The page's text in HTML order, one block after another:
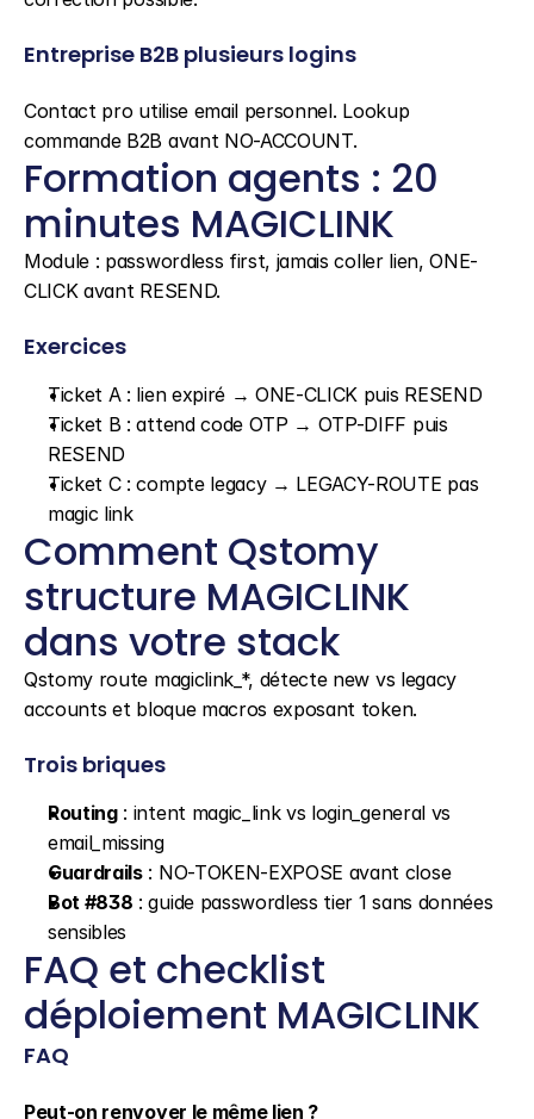
Entreprise B2B plusieurs logins
Contact pro utilise email personnel. Lookup
commande B2B avant NO-ACCOUNT.
Formation agents : 20
minutes MAGICLINK
Module : passwordless first, jamais coller lien, ONE-
CLICK avant RESEND.
Exercices
Ticket A : lien expiré → ONE-CLICK puis RESEND
Ticket B : attend code OTP → OTP-DIFF puis
RESEND
Ticket C : compte legacy → LEGACY-ROUTE pas
magic link
Comment Qstomy
structure MAGICLINK
dans votre stack
Qstomy route magiclink_*, détecte new vs legacy
accounts et bloque macros exposant token.
Trois briques
Routing : intent magic_link vs login_general vs
email_missing
Guardrails : NO-TOKEN-EXPOSE avant close
Bot #838 : guide passwordless tier 1 sans données
sensibles
FAQ et checklist
déploiement MAGICLINK
FAQ
Peut-on renvoyer le même lien ?